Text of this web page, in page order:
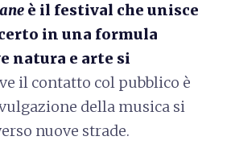
è il festival che unisce
in una formula
natura e arte si
il contatto col pubblico è
della musica si
nuove strade.